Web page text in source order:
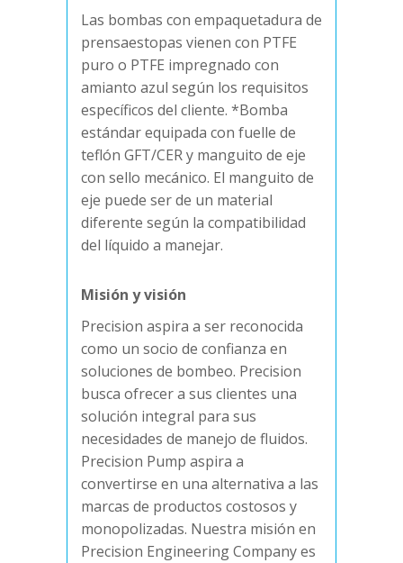
Las bombas con empaquetadura de
prensaestopas vienen con PTFE
puro o PTFE impregnado con
amianto azul según los requisitos
específicos del cliente. *Bomba
estándar equipada con fuelle de
teflón GFT/CER y manguito de eje
con sello mecánico. El manguito de
eje puede ser de un material
diferente según la compatibilidad
del líquido a manejar.
Misión y visión
Precision aspira a ser reconocida
como un socio de confianza en
soluciones de bombeo. Precision
busca ofrecer a sus clientes una
solución integral para sus
necesidades de manejo de fluidos.
Precision Pump aspira a
convertirse en una alternativa a las
marcas de productos costosos y
monopolizadas. Nuestra misión en
Precision Engineering Company es